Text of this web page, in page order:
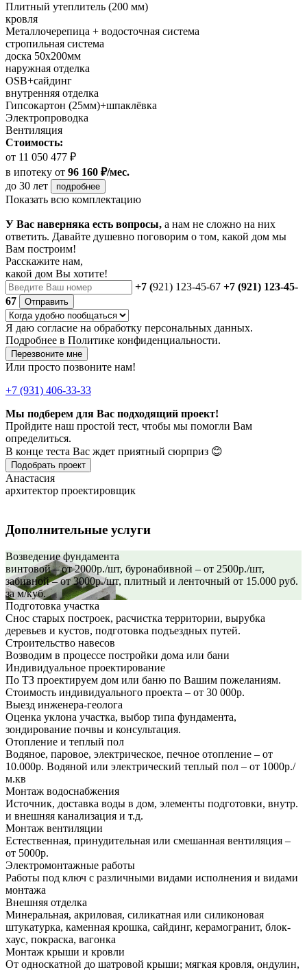
Плитный утеплитель (200 мм)
кровля
Металлочерепица + водосточная система
стропильная система
доска 50х200мм
наружная отделка
OSB+сайдинг
внутренняя отделка
Гипсокартон (25мм)+шпаклёвка
Электропроводка
Вентиляция
Стоимость:
от 11 050 477 ₽
в ипотеку от 96 160 ₽/мес.
до 30 лет
подробнее
Показать всю комплектацию
У Вас наверняка есть вопросы, а нам не сложно на них
ответить. Давайте душевно поговорим о том, какой дом мы
Вам построим!
Расскажите нам,
какой дом Вы хотите!
+7 (921) 123-45-67 +7 (921) 123-45-
67
Отправить
Я даю согласие на обработку персональных данных.
Подробнее в Политике конфиденциальности.
Перезвоните мне
Или просто позвоните нам!
+7 (931) 406-33-33
Мы подберем для Вас подходящий проект!
Пройдите наш простой тест, чтобы мы помогли Вам
определиться.
В конце теста Вас ждет приятный сюрприз 😊
Подобрать проект
Анастасия
архитектор проектировщик
Дополнительные услуги
Возведение фундамента
винтовой – от 2000р./шт, буронабивной – от 2500р./шт,
забивной – от 3000р./шт, плитный и ленточный от 15.000 руб.
за м/куб.
Подготовка участка
Снос старых построек, расчистка территории, вырубка
деревьев и кустов, подготовка подъездных путей.
Строительство навесов
Возводим в процессе постройки дома или бани
Индивидуальное проектирование
По ТЗ проектируем дом или баню по Вашим пожеланиям.
Стоимость индивидуального проекта – от 30 000р.
Выезд инженера-геолога
Оценка уклона участка, выбор типа фундамента,
зондирование почвы и консультация.
Отопление и теплый пол
Водяное, паровое, электрическое, печное отопление – от
10.000р. Водяной или электрический теплый пол – от 1000р./
м.кв
Монтаж водоснабжения
Источник, доставка воды в дом, элементы подготовки, внутр.
и внешняя канализация и т.д.
Монтаж вентиляции
Естественная, принудительная или смешанная вентиляция –
от 5000р.
Электромонтажные работы
Работы под ключ с различными видами исполнения и видами
монтажа
Внешняя отделка
Минеральная, акриловая, силикатная или силиконовая
штукатурка, каменная крошка, сайдинг, керамогранит, блок-
хаус, покраска, вагонка
Монтаж крыши и кровли
От односкатной до шатровой крыши; мягкая кровля, ондулин,